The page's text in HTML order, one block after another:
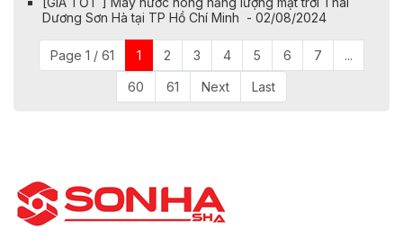
Dương Sơn Hà tại TP Hồ Chí Minh - 02/08/2024
Page 1 / 61 1 2 3 4 5 6 7 ...
60 61 Next Last